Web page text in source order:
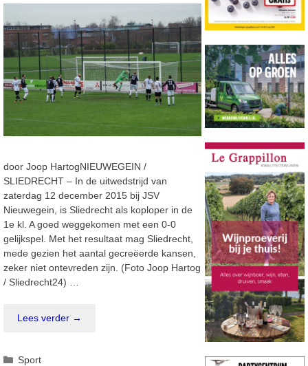
door Joop HartogNIEUWEGEIN /
SLIEDRECHT – In de uitwedstrijd van
zaterdag 12 december 2015 bij JSV
Nieuwegein, is Sliedrecht als koploper in de
1e kl. A goed weggekomen met een 0-0
gelijkspel. Met het resultaat mag Sliedrecht,
mede gezien het aantal gecreëerde kansen,
zeker niet ontevreden zijn. (Foto Joop Hartog
/ Sliedrecht24) …
Lees verder →
Categorieën
Sport